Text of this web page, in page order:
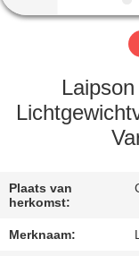
Plaats van
herkomst:
Merknaam: